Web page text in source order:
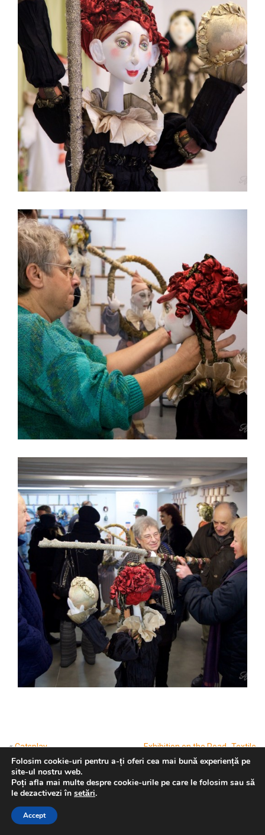
«Catsplay
Exhibition on the Road „Textile
Mythologies” at I.C.R. Venice
Cine ne iubește
Folosim cookie-uri pentru a-ți oferi cea mai bună experiență pe
site-ul nostru web.
Poți afla mai multe despre cookie-urile pe care le folosim sau să
le dezactivezi în setări.
Accept